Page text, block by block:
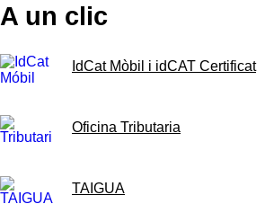
A un clic
IdCat Mòbil i idCAT Certificat
Oficina Tributaria
TAIGUA